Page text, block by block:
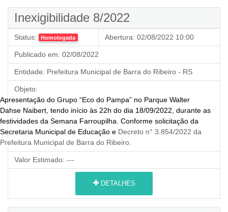
Inexigibilidade 8/2022
Status: Homologada Abertura: 02/08/2022 10:00
Publicado em: 02/08/2022
Entidade: Prefeitura Municipal de Barra do Ribeiro - RS
Objeto:
Apresentação do Grupo “Eco do Pampa” no Parque Walter
Dahse Naibert, tendo início às 22h do dia 18/09/2022, durante as
festividades da Semana Farroupilha. Conforme solicitação da
Secretaria Municipal de Educação e Decreto n° 3.854/2022 da
Prefeitura Municipal de Barra do Ribeiro.
Valor Estimado: ---
DETALHES